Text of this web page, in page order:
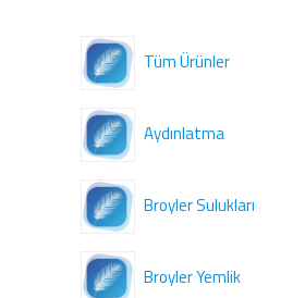
Tüm Ürünler
Aydınlatma
Broyler Sulukları
Broyler Yemlik